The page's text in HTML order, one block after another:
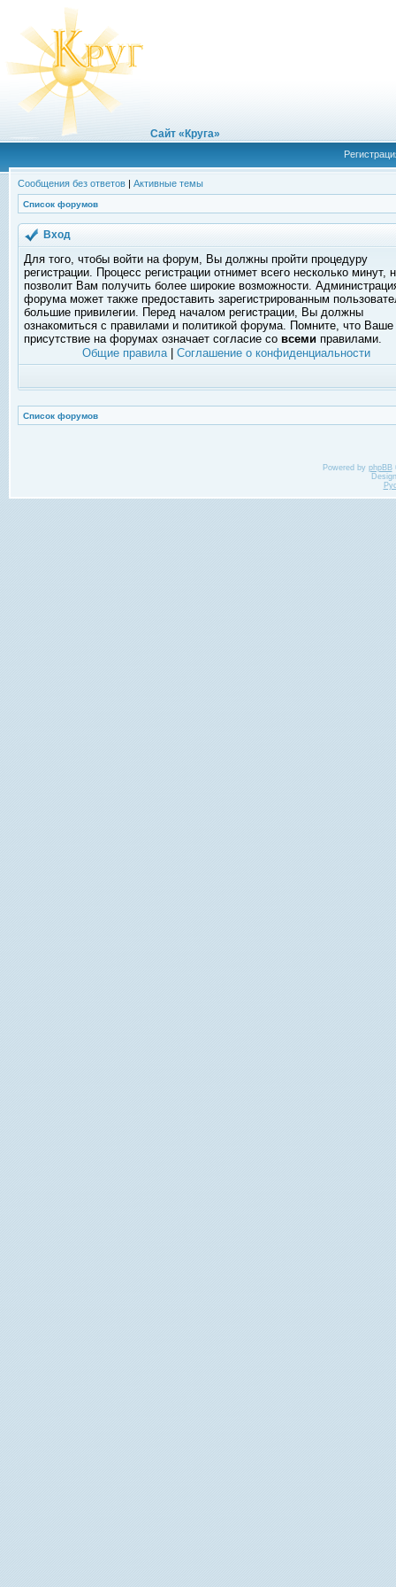
Сайт «Круга»
Сообщения без ответов | Активные темы
Список форумов
Вход
Для того, чтобы войти на форум, Вы должны пройти процедуру
регистрации. Процесс регистрации отнимет всего несколько минут,
позволит Вам получить более широкие возможности.
форума может также предоставить зарегистрированным
большие привилегии. Перед началом регистрации, Вы должны
ознакомиться с правилами и политикой форума. Помните, что Ваше
присутствие на форумах означает согласие со всеми правилами.
Общие правила| Соглашение о конфиденциальности
Список форумов
Powered by phpBB